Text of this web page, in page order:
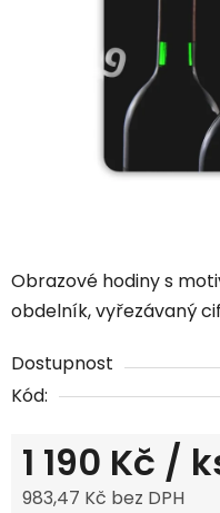
Obrazové hodiny s
obdelník, vyřezávaný
Dostupnost
Kód:
1 190 Kč /
983,47 Kč bez DPH